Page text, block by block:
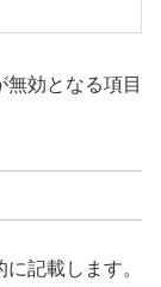
効となる項目
記載します。